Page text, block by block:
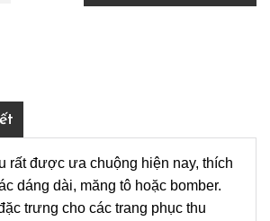
rất được ưa chuộng hiện nay, thích
dáng dài, măng tô hoặc bomber.
trưng cho các trang phục thu